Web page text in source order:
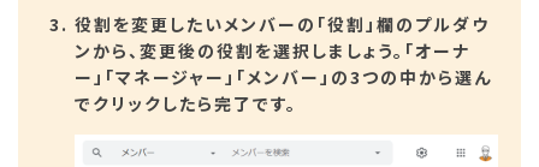
役割を変更したいメンバーの「役割」欄のプルダウ
ンから、変更後の役割を選択しましょう。「オーナ
ー」「マネージャー」「メンバー」の3つの中から選ん
でクリックしたら完了です。